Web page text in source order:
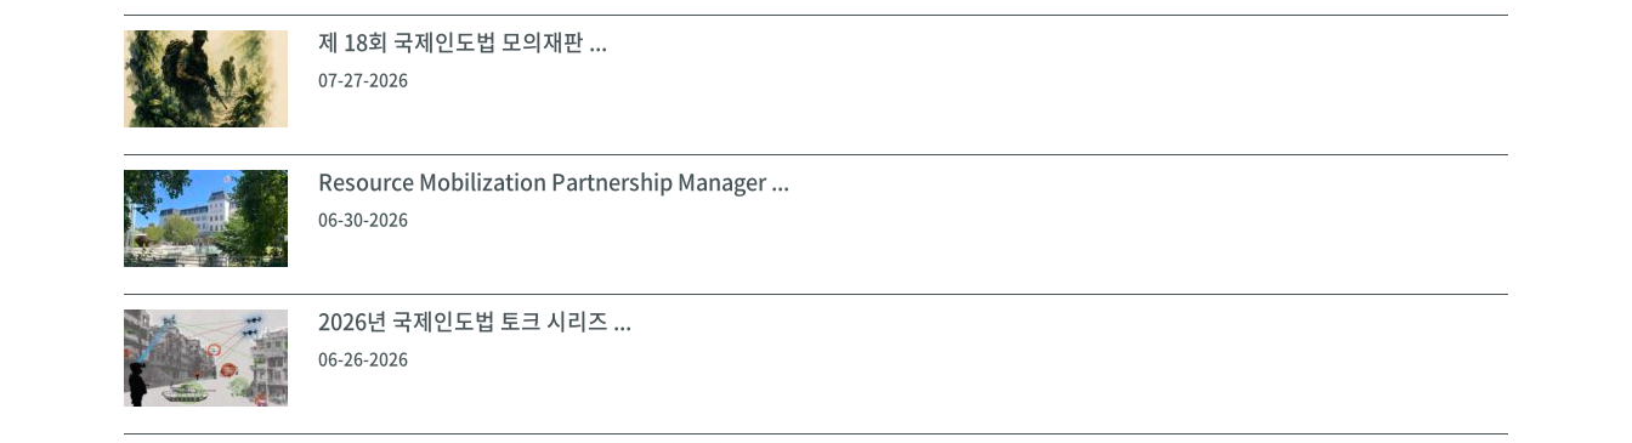
제 18회 국제인도법 모의재판 ...
07-27-2026
Resource Mobilization Partnership Manager ...
06-30-2026
2026년 국제인도법 토크 시리즈 ...
06-26-2026